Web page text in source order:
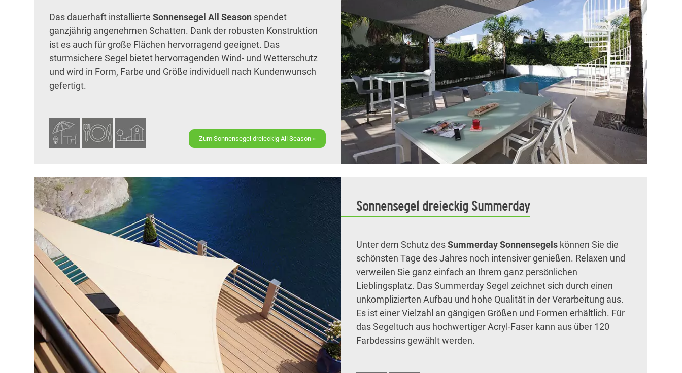
Das dauerhaft installierteSonnensegel All Season spendet
ganzjährig angenehmen Schatten. Dank der robusten Konstruktion
ist es auch für große Flächen hervorragend geeignet. Das
sturmsichere Segel bietet hervorragenden Wind- und Wetterschutz
und wird in Form, Farbe und Größe individuell nach Kundenwunsch
gefertigt.
Zum Sonnensegel dreieckig All Season »
Sonnensegel dreieckig Summerday
Unter dem Schutz desSummerday Sonnensegels können Sie die
schönsten Tage des Jahres noch intensiver genießen. Relaxen und
verweilen Sie ganz einfach an Ihrem ganz persönlichen
Lieblingsplatz. Das Summerday Segel zeichnet sich durch einen
unkomplizierten Aufbau und hohe Qualität in der Verarbeitung aus.
Es ist einer Vielzahl an gängigen Größen und Formen erhältlich. Für
das Segeltuch aus hochwertiger Acryl-Faser kann aus über 120
Farbdessins gewählt werden.